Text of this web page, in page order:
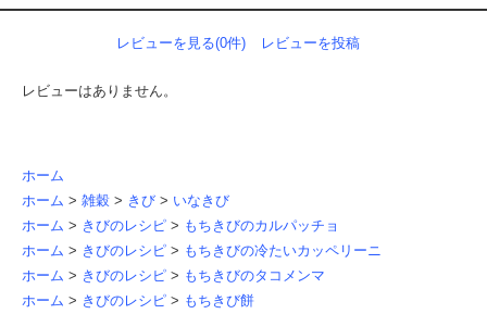
レビューを見る(0件) レビューを投稿
レビューはありません。
ホーム
ホーム > 雑穀 > きび > いなきび
ホーム > きびのレシピ > もちきびのカルパッチョ
ホーム > きびのレシピ > もちきびの冷たいカッペリーニ
ホーム > きびのレシピ > もちきびのタコメンマ
ホーム > きびのレシピ > もちきび餅